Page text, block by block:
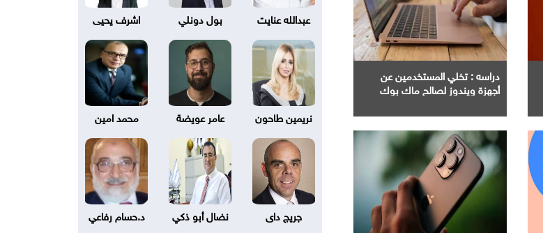
دراسه : تخلي المستخدمين عن
أجهزة ويندوز لصالح ماك بوك
عبدالله عنايت بول دونلي اشرف يحيى
نريمين طاحون عامر عويضة محمد امين
جريج داى نضال أبو ذكي د.حسام رفاعي